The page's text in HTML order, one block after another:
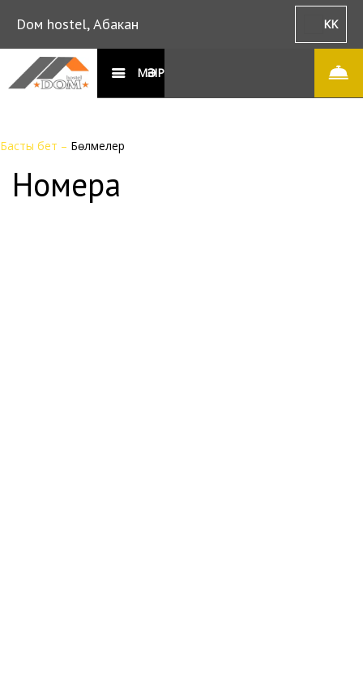
Dом hostel, Абакан KK
МӘЗІР
Басты бет – Бөлмелер
Номера